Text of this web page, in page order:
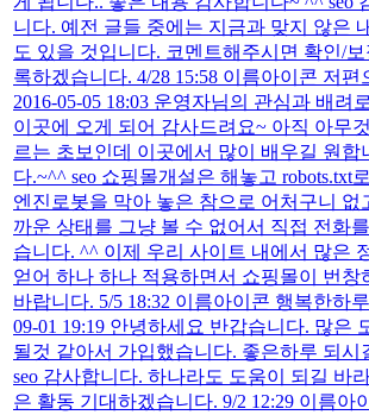
니다. 예전 글들 중에는 지금과 맞지 않은
도 있을 것입니다. 코멘트해주시면 확인/보
록하겠습니다. 4/28 15:58 이름아이콘 저편
2016-05-05 18:03 운영자님의 관심과 배려
이곳에 오게 되어 감사드려요~ 아직 아무
르는 초보인데 이곳에서 많이 배우길 원합
다.~^^ seo 쇼핑몰개설은 해놓고 robots.txt
엔진로봇을 막아 놓은 참으로 어처구니 없
까운 상태를 그냥 볼 수 없어서 직접 전화
습니다. ^^ 이제 우리 사이트 내에서 많은
얻어 하나 하나 적용하면서 쇼핑몰이 번창
바랍니다. 5/5 18:32 이름아이콘 행복한하
09-01 19:19 안녕하세요 반갑습니다. 많은
될것 같아서 가입했습니다. 좋은하루 되시
seo 감사합니다. 하나라도 도움이 되길 바
은 활동 기대하겠습니다. 9/2 12:29 이름아